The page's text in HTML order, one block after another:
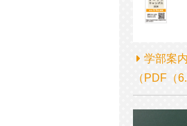
学部案
（PDF（